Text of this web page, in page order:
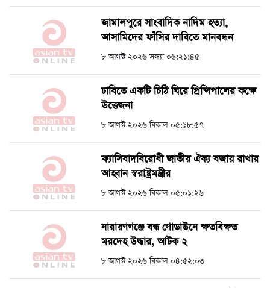
জামালপুরে সাংবাদিক নাদিম হত্যা,
আসামিদের ফাঁসির দাবিতে মানবন্ধন
৮ আগস্ট ২০২৬ সন্ধ্যা ০৬:২১:৪৫
ঢাবিতে একটি চিঠি ঘিরে প্রিন্সিপালের কক্ষে
উত্তেজনা
৮ আগস্ট ২০২৬ বিকাল ০৫:১৮:৫৭
ফ্যাসিবাদবিরোধী জাতীয় ঐক্য বজায় রাখার
আহ্বান স্বরাষ্ট্রমন্ত্রীর
৮ আগস্ট ২০২৬ বিকাল ০৫:০১:২৬
নারায়ণগঞ্জে বন্ধ গোডাউনে ক্ষতবিক্ষত
মরদেহ উদ্ধার, আটক ২
৮ আগস্ট ২০২৬ বিকাল ০৪:৫২:০৩